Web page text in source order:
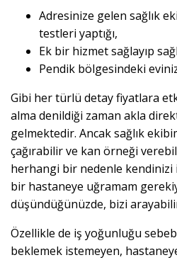
Adresinize gelen sağlık
testleri yaptığı,
Ek bir hizmet sağlayıp
Pendik bölgesindeki
Gibi her türlü detay fiyatlara
alma denildiği zaman akla
gelmektedir. Ancak sağlık
çağırabilir ve kan örneği
herhangi bir nedenle kendinizi
bir hastaneye uğramam
düşündüğünüzde, bizi
Özellikle de iş yoğunluğu
beklemek istemeyen,